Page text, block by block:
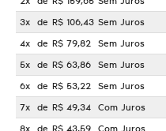
3x de R$ 106,43 Sem Juros
4x de R$ 79,82 Sem Juros
5x de R$ 63,86 Sem Juros
6x de R$ 53,22 Sem Juros
7x de R$ 49,34 Com Juros
8x de R$ 43,59 Com Juros